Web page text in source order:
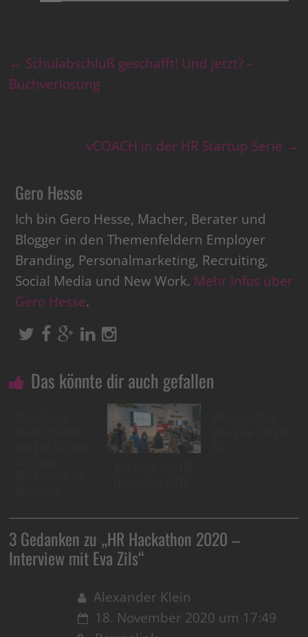
← Schulabschluß geschafft! Und jetzt? –
Buchverlosung
vCOACH in der HR Startup Serie →
Gero Hesse
Ich bin Gero Hesse, Macher, Berater und
Blogger in den Themenfeldern Employer
Branding, Personalmarketing, Recruiting,
Social Media und New Work. Mehr Infos über
Gero Hesse.
Das könnte dir auch gefallen
3 Gedanken zu „HR Hackathon 2020 –
Interview mit Eva Zils“
Alexander Klein
18. November 2020 um 17:49